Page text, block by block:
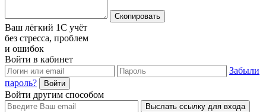
Ваш лёгкий 1С учёт
без стресса, проблем
и ошибок
Войти в кабинет
Забыли
пароль?
Войти другим способом